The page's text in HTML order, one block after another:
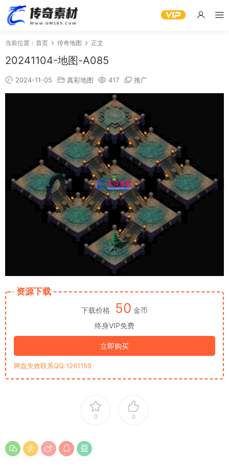
当前位置： 首页 传奇地图 正文
20241104-地图-A085
2024-11-05 真彩地图 417 推广
资源下载
下载价格 50 金币
终身VIP免费
立即购买
网盘失效联系QQ:1261159
0 0